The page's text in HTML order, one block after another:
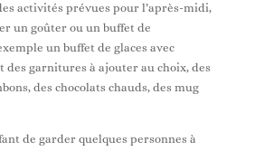
activités prévues pour l’après-midi,
un goûter ou un buffet de
un buffet de glaces avec
des garnitures à ajouter au choix, des
des chocolats chauds, des mug
de garder quelques personnes à